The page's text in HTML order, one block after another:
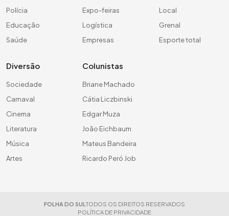
Polícia
Educação
Saúde
Expo-feiras
Logística
Empresas
Local
Grenal
Esporte total
Diversão
Sociedade
Carnaval
Cinema
Literatura
Música
Artes
Colunistas
Briane Machado
Cátia Liczbinski
Edgar Muza
João Eichbaum
Mateus Bandeira
Ricardo Peró Job
FOLHA DO SUL TODOS OS DIREITOS RESERVADOS
POLÍTICA DE PRIVACIDADE